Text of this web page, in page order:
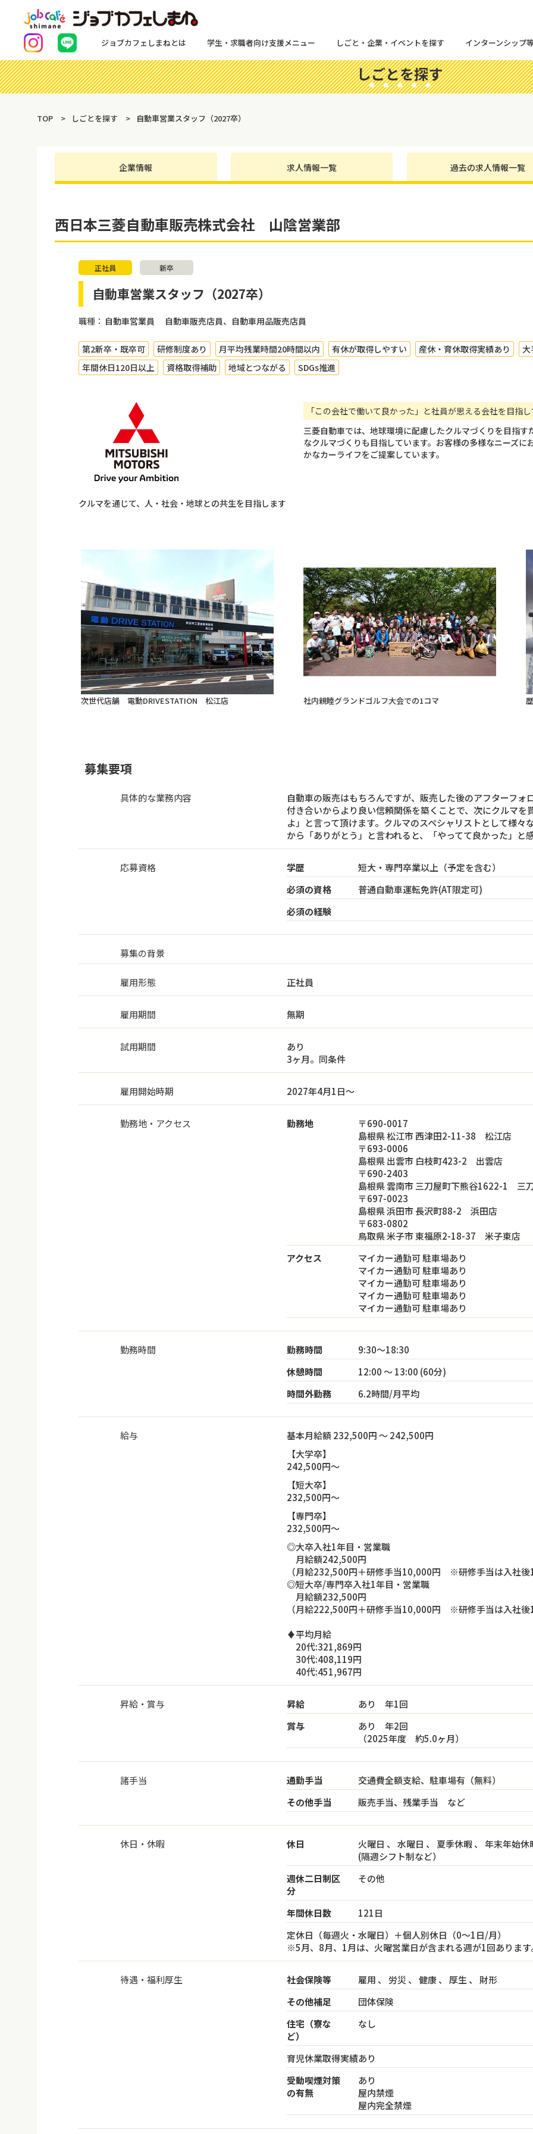
ジョブカフェしまねとは 学生・求職者向け支援メニュー しごと・企業・イベントを探す インターンシップ
しごとを探す
TOP しごとを探す 自動車営業スタッフ（2027卒）
企業情報 求人情報一覧 過去の求人情報一覧
西日本三菱自動車販売株式会社 山陰営業部
正社員 新卒
自動車営業スタッフ（2027卒）
職種： 自動車営業員 自動車販売店員、自動車用品販売店員
第2新卒・既卒可 研修制度あり 月平均残業時間20時間以内 有休が取得しやすい 産休・育休取得実績あり
大
年間休日120日以上
資格取得補助 地域とつながる SDGs推進
クルマを通じて、人・社会・地球との共生を目指します
「この会社で働いて良かった」と社員が思える会社を目指
三菱自動車では、地球環境に配慮したクルマづくりを目指
なクルマづくりも目指しています。お客様の多様なニーズ
かなカーライフをご提案しています。
次世代店舗 電動DRIVESTATION 松江店 社内親睦グランドゴルフ大会での1コマ
募集要項
具体的な業務内容
自動車の販売はもちろんですが、販売した後のアフターフォ
付き合いからより良い信頼関係を築くことで、次にクルマを
よ」と言って頂けます。クルマのスペシャリストとして様々
から「ありがとう」と言われると、「やってて良かった」と
応募資格 学歴
短大・専門卒業以上（予定を含む）
必須の資格
普通自動車運転免許(AT限定可)
必須の経験
募集の背景
雇用形態 正社員
雇用期間 無期
試用期間
あり
3ヶ月。同条件
雇用開始時期 2027年4月1日～
勤務地・アクセス 勤務地
〒690-0017
島根県 松江市 西津田2-11-38 松江店
〒693-0006
島根県 出雲市 白枝町423-2 出雲店
〒690-2403
島根県 雲南市 三刀屋町下熊谷1622-1 三
〒697-0023
島根県 浜田市 長沢町88-2 浜田店
〒683-0802
鳥取県 米子市 東福原2-18-37 米子東店
アクセス
マイカー通勤可 駐車場あり
マイカー通勤可 駐車場あり
マイカー通勤可 駐車場あり
マイカー通勤可 駐車場あり
マイカー通勤可 駐車場あり
勤務時間 勤務時間
9:30～18:30
休憩時間
12:00 ～ 13:00 (60分)
時間外勤務
6.2時間/月平均
給与
基本月給額 232,500円 ～ 242,500円
【大学卒】
242,500円～
【短大卒】
232,500円～
【専門卒】
232,500円～
◎大卒入社1年目・営業職
月給額242,500円
（月給232,500円＋研修手当10,000円 ※研修手当は入社後
◎短大卒/専門卒入社1年目・営業職
月給額232,500円
（月給222,500円＋研修手当10,000円 ※研修手当は入社後
♦平均月給
20代:321,869円
30代:408,119円
40代:451,967円
昇給・賞与 昇給
あり 年1回
賞与
あり 年2回
（2025年度 約5.0ヶ月）
諸手当 通勤手当
交通費全額支給、駐車場有（無料）
その他手当
販売手当、残業手当 など
休日・休暇 休日
火曜日 、 水曜日 、 夏季休暇 、 年末年始
(隔週シフト制など）
週休二日制区
分
その他
年間休日数
121日
定休日（毎週火・水曜日）＋個人別休日（0～1日/月）
※5月、8月、1月は、火曜営業日が含まれる週が1回あります
待遇・福利厚生 社会保険等
雇用 、 労災 、 健康 、 厚生 、 財形
その他補足
団体保険
住宅（寮な
ど）
なし
育児休業取得実績あり
受動喫煙対策
の有無
あり
屋内禁煙
屋内完全禁煙